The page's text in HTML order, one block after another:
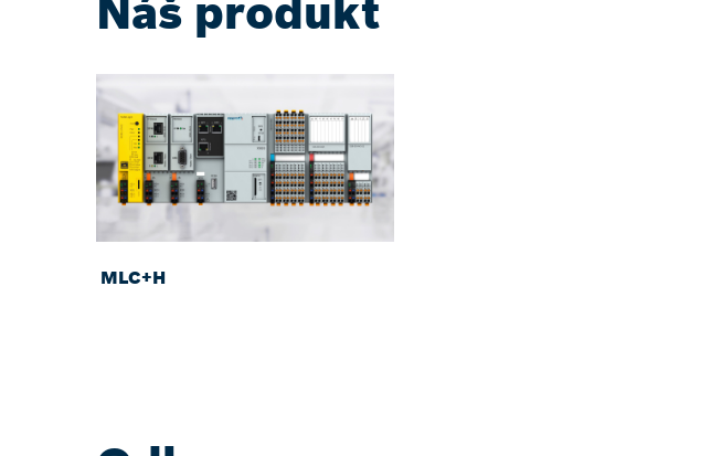
Náš produkt
MLC+H